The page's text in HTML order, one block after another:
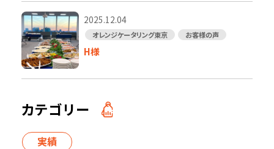
2025.12.04
オレンジケータリング東京 お客様の声
H様
カテゴリー
実績